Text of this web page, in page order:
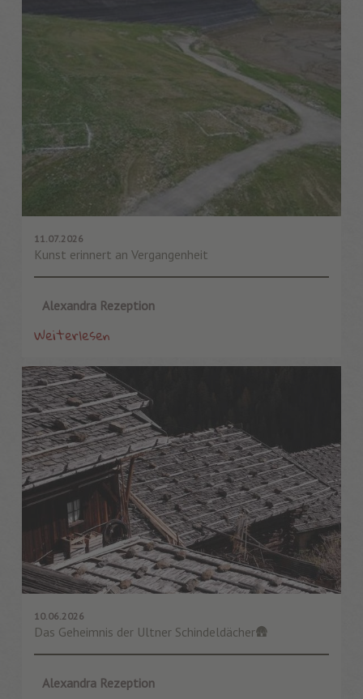
11.07.2026
Kunst erinnert an Vergangenheit
Alexandra Rezeption
Weiterlesen
10.06.2026
Das Geheimnis der Ultner Schindeldächer🛖
Alexandra Rezeption